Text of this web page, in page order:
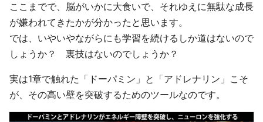
ここまでで、脳がいかに大食いで、それゆえに無駄な成長
が嫌われてきたかが分かったと思います。
では、いやいやながらにも学習を続けるしか道はないので
しょうか？ 裏技はないのでしょうか？
実は1章で触れた「ドーパミン」と「アドレナリン」こそ
が、その高い壁を突破するためのツールなのです。